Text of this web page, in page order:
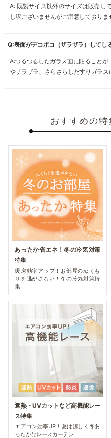
A: 既製サイズ以外のサイズは販売し
し訳ございませんがご用意しており
Q:表面がデコボコ（ザラザラ）してし
A:つるつるしたガラス面に貼ること
やザラザラ、さらさらしたすりガラス
おすすめの特
あったか省エネ！冬の冷気対策
特集
暖房効率アップ！お部屋のぬくも
りを逃がさない！冬の冷気対策特
集
遮熱・UVカットなど高機能レー
ス特集
エアコン効率UP！夏は涼しく冬あ
ったかなレースカーテン